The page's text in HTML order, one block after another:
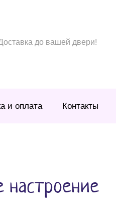
до вашей двери!
и оплата Контакты
настроение